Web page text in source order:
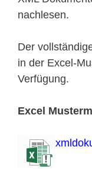
nachlesen.
Der
in der Excel-
Verfügung.
Excel